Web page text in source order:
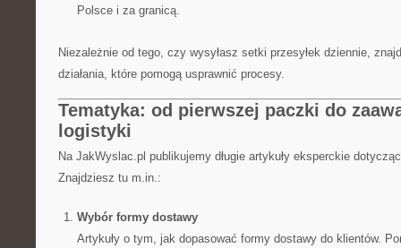
Polsce i za granicą.
Niezależnie od tego, czy wysyłasz setki przesyłek dziennie,
działania, które pomogą usprawnić procesy.
Tematyka: od pierwszej paczki do
logistyki
Na JakWyslac.pl publikujemy długie artykuły eksperckie
Znajdziesz tu m.in.:
Wybór formy dostawy
Artykuły o tym, jak dopasować formy dostawy do klientów.